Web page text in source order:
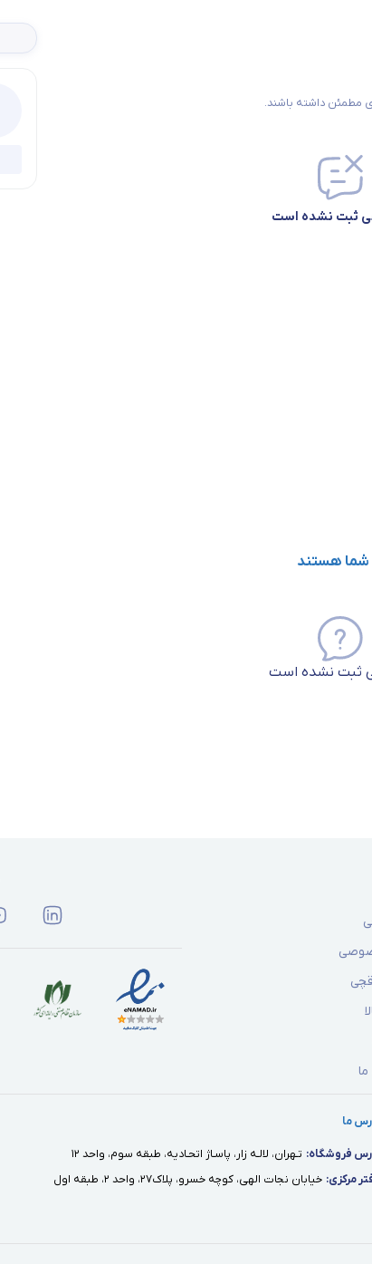
مطمئن داشته باشند.
ثبت نشده است
شما هستند
ثبت نشده است
ما
فروشگاه: تـهران، لالـه زار، پاسـاژ اتحـاديه، طبقه سوم، واحد ١٢
مركزى: خيابان نجات الهى، كوچه خسرو، پلاك٢٧، واحد ٢، طبقه اول